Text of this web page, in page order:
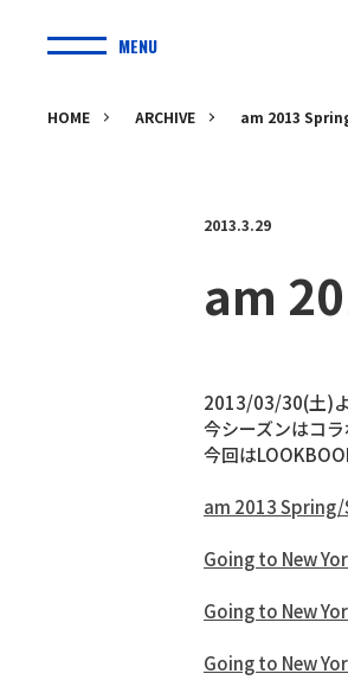
MENU
HOME ARCHIVE am 2013
2013.3.29
am
2013/03/30(土)
今シーズンはコ
今回は
am 2013
Going to New
Going to New
Going to New